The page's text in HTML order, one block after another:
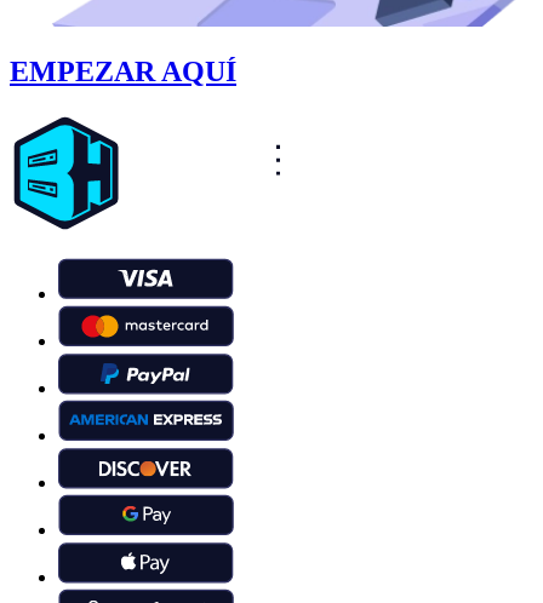
EMPEZAR AQUÍ